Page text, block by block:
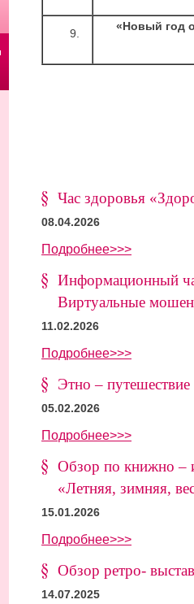
«Новый год
Час здоровья
08.04.2026
Подробнее>>>
Информационный
Виртуальные
11.02.2026
Подробнее>>>
Этно –
05.02.2026
Подробнее>>>
Обзор по книжно –
«Летняя, зимняя,
15.01.2026
Подробнее>>>
Обзор ретро-
14.07.2025